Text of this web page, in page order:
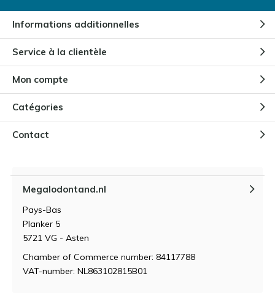
Informations additionnelles
Service à la clientèle
Mon compte
Catégories
Contact
Megalodontand.nl
Pays-Bas
Planker 5
5721 VG - Asten
Chamber of Commerce number: 84117788
VAT-number: NL863102815B01